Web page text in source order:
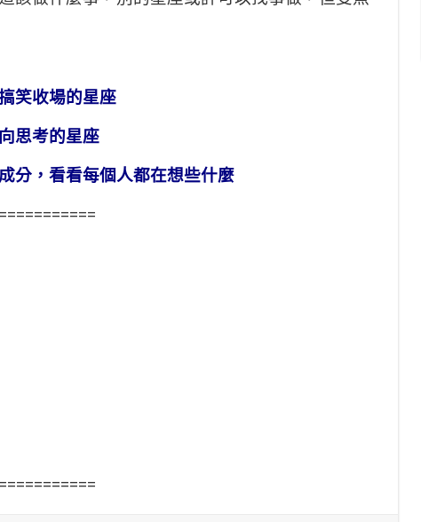
笑收場的星座
思考的星座
分，看看每個人都在想些什麼